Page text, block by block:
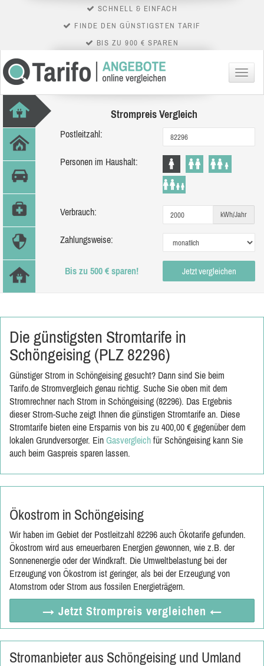
SCHNELL & EINFACH
FINDE DEN GÜNSTIGSTEN TARIF
BIS ZU 900 € SPAREN
Menü
Strompreis Vergleich
Postleitzahl:
Personen im Haushalt:
Verbrauch: kWh/Jahr
Zahlungsweise:
Bis zu 500 € sparen! Jetzt vergleichen
Die günstigsten Stromtarife in
Schöngeising (PLZ 82296)
Günstiger Strom in Schöngeising gesucht? Dann sind Sie beim
Tarifo.de Stromvergleich genau richtig. Suche Sie oben mit dem
Stromrechner nach Strom in Schöngeising (82296). Das Ergebnis
dieser Strom-Suche zeigt Ihnen die günstigen Stromtarife an. Diese
Stromtarife bieten eine Ersparnis von bis zu 400,00 € gegenüber dem
lokalen Grundversorger. Ein Gasvergleich für Schöngeising kann Sie
auch beim Gaspreis sparen lassen.
Ökostrom in Schöngeising
Wir haben im Gebiet der Postleitzahl 82296 auch Ökotarife gefunden.
Ökostrom wird aus erneuerbaren Energien gewonnen, wie z.B. der
Sonnenenergie oder der Windkraft. Die Umweltbelastung bei der
Erzeugung von Ökostrom ist geringer, als bei der Erzeugung von
Atomstrom oder Strom aus fossilen Energieträgern.
→ Jetzt Strompreis vergleichen ←
Stromanbieter aus Schöngeising und Umland